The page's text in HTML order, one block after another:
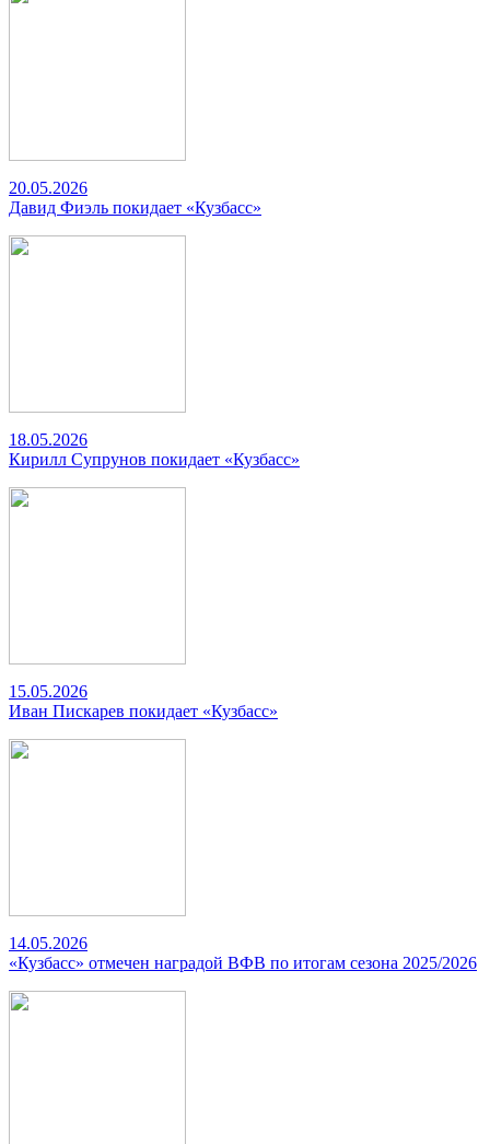
20.05.2026
Давид Фиэль покидает «Кузбасс»
18.05.2026
Кирилл Супрунов покидает «Кузбасс»
15.05.2026
Иван Пискарев покидает «Кузбасс»
14.05.2026
«Кузбасс» отмечен наградой ВФВ по итогам сезона 2025/2026